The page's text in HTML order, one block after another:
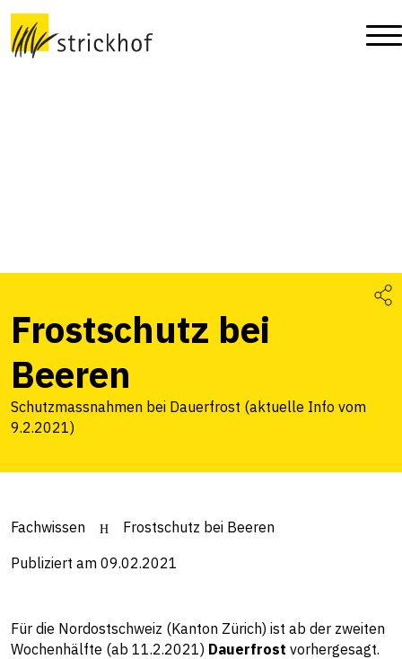
Frostschutz bei
Beeren
Schutzmassnahmen bei Dauerfrost (aktuelle Info vom
9.2.2021)
Fachwissen Frostschutz bei Beeren
Publiziert am 09.02.2021
Für die Nordostschweiz (Kanton Zürich) ist ab der zweiten
Wochenhälfte (ab 11.2.2021) Dauerfrost vorhergesagt.